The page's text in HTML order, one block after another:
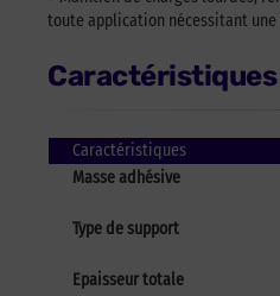
toute application nécessitant
Caractéristiques
Caractéristiques
Masse adhésive
Type de support
Epaisseur totale